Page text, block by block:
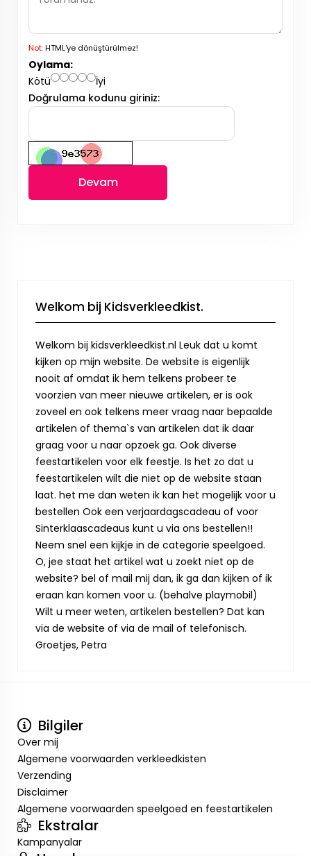
Not:HTML'ye dönüştürülmez!
Oylama:
Kötü
İyi
Doğrulama kodunu giriniz:
Devam
Welkom bij Kidsverkleedkist.
Welkom bij kidsverkleedkist.nl Leuk dat u komt
kijken op mijn website. De website is eigenlijk
nooit af omdat ik hem telkens probeer te
voorzien van meer nieuwe artikelen, er is ook
zoveel en ook telkens meer vraag naar bepaalde
artikelen of thema`s van artikelen dat ik daar
graag voor u naar opzoek ga. Ook diverse
feestartikelen voor elk feestje. Is het zo dat u
feestartikelen wilt die niet op de website staan
laat. het me dan weten ik kan het mogelijk voor u
bestellen Ook een verjaardagscadeau of voor
Sinterklaascadeaus kunt u via ons bestellen!!
Neem snel een kijkje in de categorie speelgoed.
O, jee staat het artikel wat u zoekt niet op de
website? bel of mail mij dan, ik ga dan kijken of ik
eraan kan komen voor u. (behalve playmobil)
Wilt u meer weten, artikelen bestellen? Dat kan
via de website of via de mail of telefonisch.
Groetjes, Petra
Bilgiler
Over mij
Algemene voorwaarden verkleedkisten
Verzending
Disclaimer
Algemene voorwaarden speelgoed en feestartikelen
Ekstralar
Kampanyalar